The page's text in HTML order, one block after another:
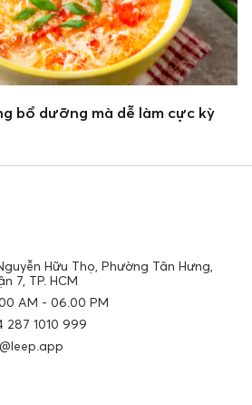
bổ dưỡng mà dễ làm cực kỳ
Hữu Thọ, Phường Tân Hưng,
7, TP. HCM
AM - 06.00 PM
287 1010 999